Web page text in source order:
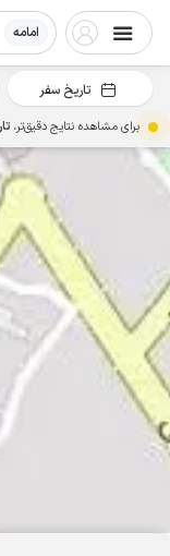
امامه
تاریخ سفر
برای مشاهده نتایج دقیق‌تر،